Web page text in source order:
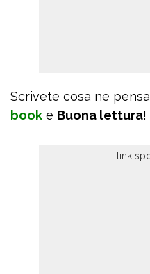
Scrivete cosa ne
book e Buona lettura!